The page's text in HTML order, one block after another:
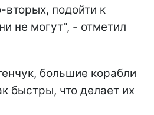
вторых, подойти к
не могут", - отметил
большие корабли
быстры, что делает их